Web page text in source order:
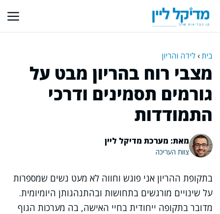
לתוכן
בית› לידה והריון
מצבי רוח בהריון מבט על
גורמים תסמינים ודרכי
התמודדות
מאת: מערכת מדיקל ליין
צוות העריכה
בתקופת ההריון אני פוגש וחווה לא מעט נשים שמספרות
על שינויים מורגשים בתחושות ובהתנהגותן היומיומית.
מדובר בתקופה ייחודית בחיי האישה, בה מערכות הגוף